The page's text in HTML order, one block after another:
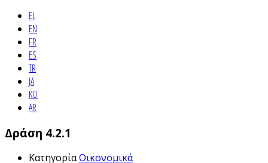
EL
EN
FR
ES
TR
JA
KO
AR
Δράση 4.2.1
ΚατηγορίαΟικονομικά